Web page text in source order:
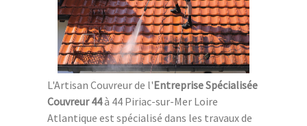
L'Artisan Couvreur de l'Entreprise Spécialisée
Couvreur 44à 44 Piriac-sur-Mer Loire
Atlantique est spécialisé dans les travaux de